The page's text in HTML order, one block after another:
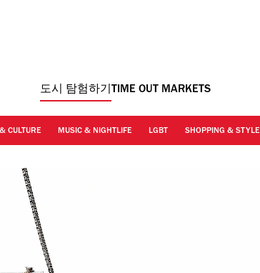
도시 탐험하기 TIME OUT MARKETS
CULTURE MUSIC & NIGHTLIFE LGBT SHOPPING & STYLE